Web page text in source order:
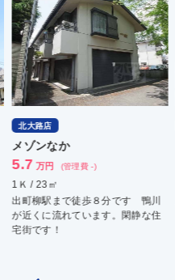
北大路店
メゾンなか
5.7 万円 (管理費 -)
1Ｋ / 23㎡
出町柳駅まで徒歩８分です 鴨川
が近くに流れています。閑静な住
宅街です！